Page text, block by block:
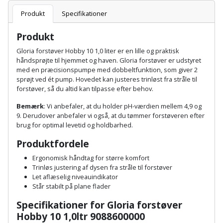
Fugtsikring
Garageport
Gelænder
Gips
Grundmursplader
Hardieplank
brædder
Hemsestige
Komposit
Fugepistol
skumpistol
Gevindskærer
Gipsværktøj
Glasløfter
Glasskærer
Hæftepistol
hammer
Betonsliber
Bindemaskine
Bits
Bor
Bordrundsav
Bore-
skruemaskine
Borehammer
Boremaskinetilbehør
Motorenhed
Motorsav
og
kædesav
Motorsav
og
kædesav
tilbehør
Pælebor
Plæneklipper
Plæneklipper
tilbehør
Brænde
Brændeovn
Brandslukker
Brugskunst
Camping
Damprengøring
Dørmåtte
Dørrist
Drivhus
og
afrensning
Spartelmasse
til
væg
Tape
Rør
fittings
Stålvask
Ventilation
og
indeklima
Guides
Gaveideer
Aktiviteter
Produkt Specifikationer
Produkt
Gloria forstøver Hobby 10 1,0 liter er en lille og praktisk
håndsprøjte til hjemmet og haven. Gloria forstøver er udstyret
med en præcisionspumpe med dobbeltfunktion, som giver 2
sprøjt ved ét pump. Hovedet kan justeres trinløst fra stråle til
forstøver, så du altid kan tilpasse efter behov.
Bemærk: Vi anbefaler, at du holder pH-værdien mellem 4,9 og
9. Derudover anbefaler vi også, at du tømmer forstøveren efter
brug for optimal levetid og holdbarhed.
Produktfordele
Ergonomisk håndtag for større komfort
Trinløs justering af dysen fra stråle til forstøver
Let aflæselig niveauindikator
Står stabilt på plane flader
Specifikationer for Gloria forstøver
Hobby 10 1,0ltr 9088600000